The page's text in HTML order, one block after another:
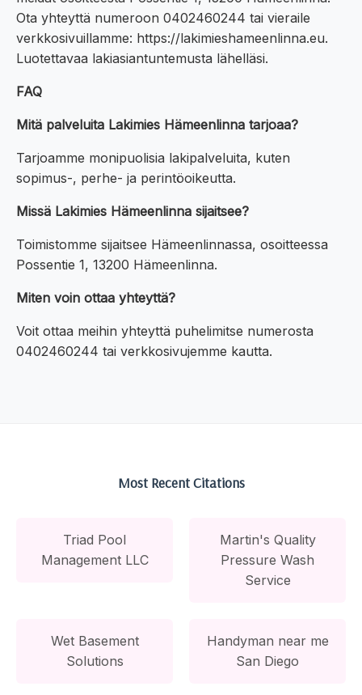
Ota yhteyttä numeroon 0402460244 tai vieraile
verkkosivuillamme: https://lakimieshameenlinna.eu.
Luotettavaa lakiasiantuntemusta lähelläsi.
FAQ
Mitä palveluita Lakimies Hämeenlinna tarjoaa?
Tarjoamme monipuolisia lakipalveluita, kuten
sopimus-, perhe- ja perintöoikeutta.
Missä Lakimies Hämeenlinna sijaitsee?
Toimistomme sijaitsee Hämeenlinnassa, osoitteessa
Possentie 1, 13200 Hämeenlinna.
Miten voin ottaa yhteyttä?
Voit ottaa meihin yhteyttä puhelimitse numerosta
0402460244 tai verkkosivujemme kautta.
Most Recent Citations
Triad Pool
Management LLC
Martin's Quality
Pressure Wash
Service
Wet Basement
Solutions
Handyman near me
San Diego